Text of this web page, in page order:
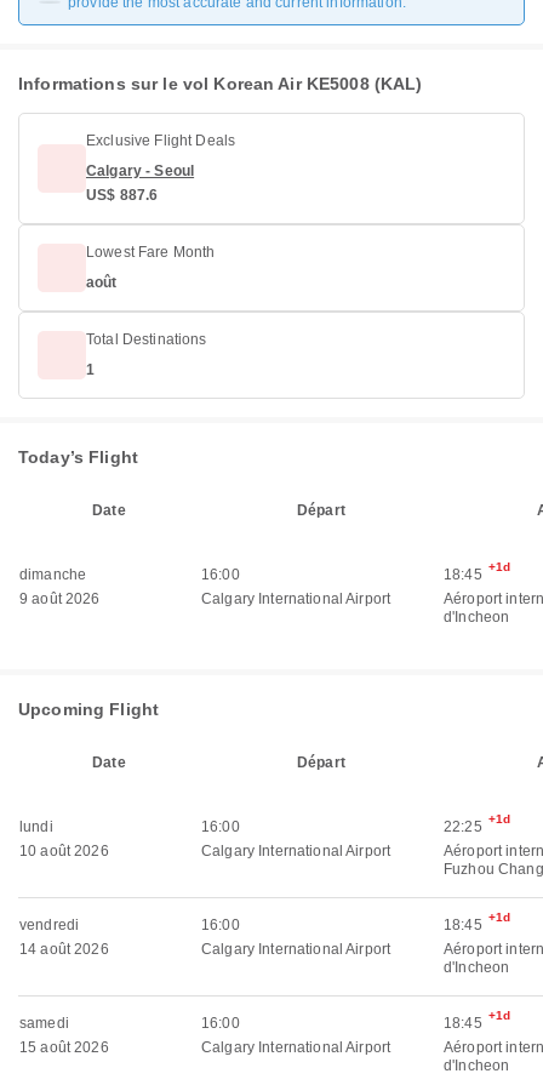
Informations sur le vol Korean Air KE5008 (KAL)
Exclusive Flight Deals
Calgary - Seoul
US$ 887.6
Lowest Fare Month
août
Total Destinations
1
Today’s Flight
Date Départ
dimanche
9 août 2026
16:00
Calgary International Airport
18:45 +1d
Aéroport
d'Incheon
Upcoming Flight
Date Départ
lundi
10 août 2026
16:00
Calgary International Airport
22:25 +1d
Aéroport
Fuzhou
vendredi
14 août 2026
16:00
Calgary International Airport
18:45 +1d
Aéroport
d'Incheon
samedi
15 août 2026
16:00
Calgary International Airport
18:45 +1d
Aéroport
d'Incheon